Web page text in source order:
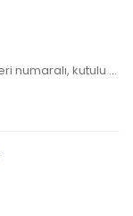
100-105-110-115-120-125-130 cm mevcuttur. Seri numaralı, kutulu ve sertifikalı olarak gönderilecektir.